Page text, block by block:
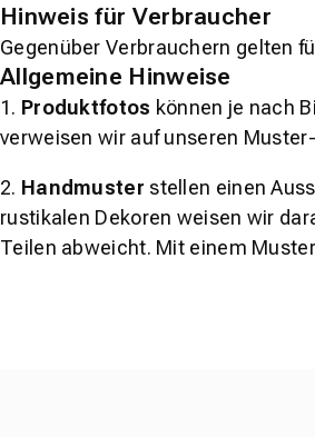
Hinweis für Verbraucher
Gegenüber Verbrauchern gelten
Allgemeine Hinweise
1. Produktfotos können je nach
verweisen wir auf unseren
2. Handmuster stellen einen
rustikalen Dekoren weisen wir
Teilen abweicht. Mit einem